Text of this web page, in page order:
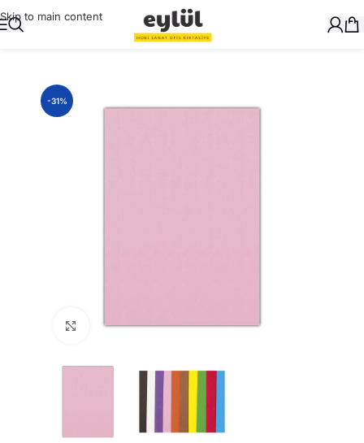
Skip to main content
Okul Gereçleri/Evalar
-31%
Büyütmek için tıklayın